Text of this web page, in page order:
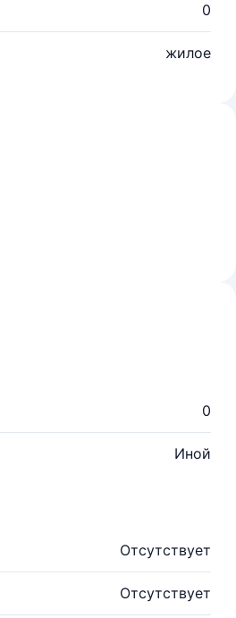
0
жилое
0
Иной
Отсутствует
Отсутствует